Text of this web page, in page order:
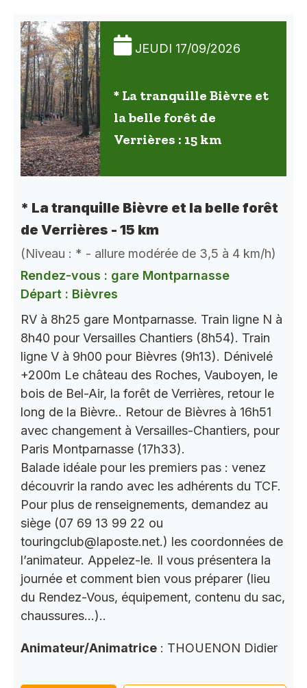
JEUDI 17/09/2026
* La tranquille Bièvre et
la belle forêt de
Verrières : 15 km
* La tranquille Bièvre et la belle forêt
de Verrières - 15 km
(Niveau : * - allure modérée de 3,5 à 4 km/h)
Rendez-vous : gare Montparnasse
Départ : Bièvres
RV à 8h25 gare Montparnasse. Train ligne N à
8h40 pour Versailles Chantiers (8h54). Train
ligne V à 9h00 pour Bièvres (9h13). Dénivelé
+200m Le château des Roches, Vauboyen, le
bois de Bel-Air, la forêt de Verrières, retour le
long de la Bièvre.. Retour de Bièvres à 16h51
avec changement à Versailles-Chantiers, pour
Paris Montparnasse (17h33).
Balade idéale pour les premiers pas : venez
découvrir la rando avec les adhérents du TCF.
Pour plus de renseignements, demandez au
siège (07 69 13 99 22 ou
touringclub@laposte.net.) les coordonnées de
l’animateur. Appelez-le. Il vous présentera la
journée et comment bien vous préparer (lieu
du Rendez-Vous, équipement, contenu du sac,
chaussures…)..
Animateur/Animatrice : THOUENON Didier